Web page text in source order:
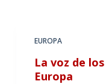
EUROPA
La voz de
Europa